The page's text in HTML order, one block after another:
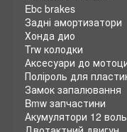
придбати все
мотозапчастин та
доставка, гарантія
до числа задоволених
Ebc brakes
Задні амортизатори
Хонда дио
Trw колодки
Аксесуари до
Поліроль для
Замок запалювання
Bmw запчастини
Акумулятори 12